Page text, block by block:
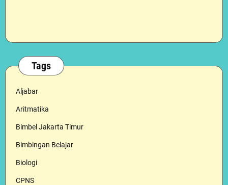
Tags
Aljabar
Aritmatika
Bimbel Jakarta Timur
Bimbingan Belajar
Biologi
CPNS